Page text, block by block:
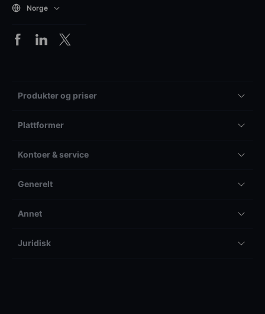
Norge
Produkter og priser
Plattformer
Kontoer & service
Generelt
Annet
Juridisk